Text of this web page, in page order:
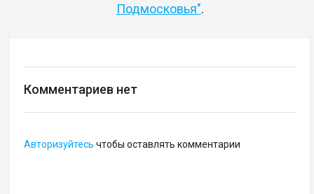
Подмосковья".
Комментариев нет
Авторизуйтесь чтобы оставлять комментарии